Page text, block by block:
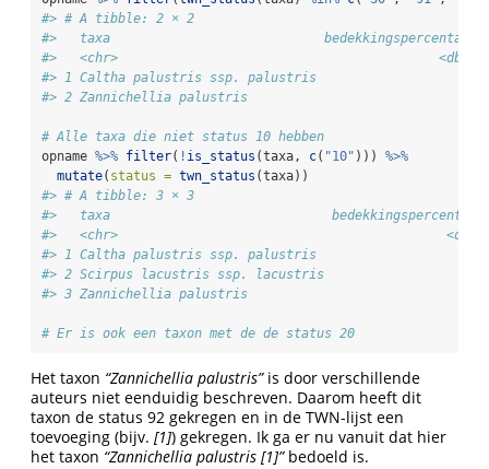
#> # A tibble: 2 × 2
#>   taxa                            bedekkingspercentage
#>   <chr>                                          <dbl>
#> 1 Caltha palustris ssp. palustris                    2
#> 2 Zannichellia palustris                             1
# Alle taxa die niet status 10 hebben
opname %>% filter( ! is_status (taxa, c( "10" ))) %>%
mutate( status = twn_status (taxa))
#> # A tibble: 3 × 3
#>   taxa                             bedekkingspercentage
#>   <chr>                                           <dbl>
#> 1 Caltha palustris ssp. palustris
#> 2 Scirpus lacustris ssp. lacustris
#> 3 Zannichellia palustris                              1
# Er is ook een taxon met de de status 20
Het taxon “Zannichellia palustris”is door verschillende
auteurs niet eenduidig beschreven. Daarom heeft dit
taxon de status 92 gekregen en in de TWN-lijst een
toevoeging (bijv. [1]) gekregen. Ik ga er nu vanuit dat hier
het taxon “Zannichellia palustris [1]”bedoeld is.